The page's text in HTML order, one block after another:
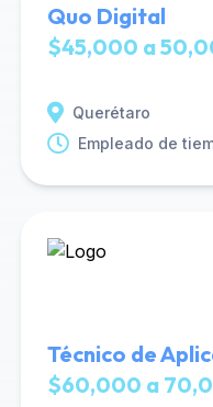
Quo Digital
$45,000 a
Querétaro
Empleado de
Técnico de
$60,000 a